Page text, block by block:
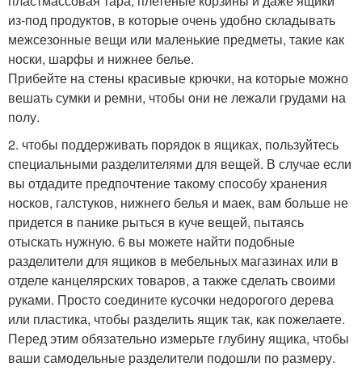
из-под продуктов, в которые очень удобно складывать
межсезонные вещи или маленькие предметы, такие как
носки, шарфы и нижнее белье.
Прибейте на стены красивые крючки, на которые можно
вешать сумки и ремни, чтобы они не лежали грудами на
полу.
2. чтобы поддерживать порядок в ящиках, пользуйтесь
специальными разделителями для вещей. В случае если
вы отдадите предпочтение такому способу хранения
носков, галстуков, нижнего белья и маек, вам больше не
придется в панике рыться в куче вещей, пытаясь
отыскать нужную. 6 вы можете найти подобные
разделители для ящиков в мебельных магазинах или в
отделе канцелярских товаров, а также сделать своими
руками. Просто соедините кусочки недорогого дерева
или пластика, чтобы разделить ящик так, как пожелаете.
Перед этим обязательно измерьте глубину ящика, чтобы
ваши самодельные разделители подошли по размеру.